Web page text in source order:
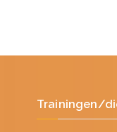
Trainingen/